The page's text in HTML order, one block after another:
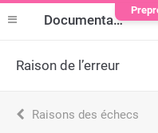
Documentation
Raison de l’erreur
Raisons des échecs